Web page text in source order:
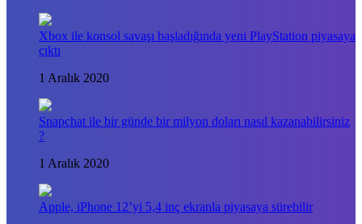
Xbox ile konsol savaşı başladığında yeni PlayStation piyasaya
çıktı
1 Aralık 2020
Snapchat ile bir günde bir milyon doları nasıl kazanabilirsiniz
?
1 Aralık 2020
Apple, iPhone 12’yi 5,4 inç ekranla piyasaya sürebilir